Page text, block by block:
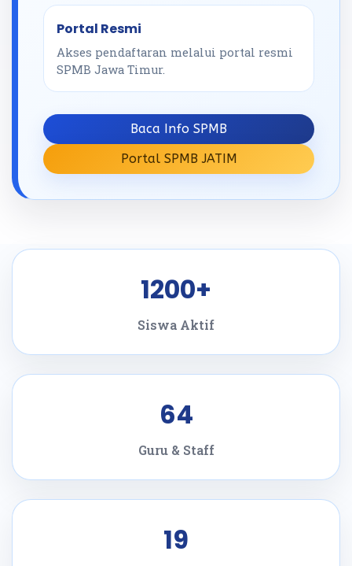
Portal Resmi
Akses pendaftaran melalui portal resmi
SPMB Jawa Timur.
Baca Info SPMB
Portal SPMB JATIM
1200+
Siswa Aktif
64
Guru & Staff
19